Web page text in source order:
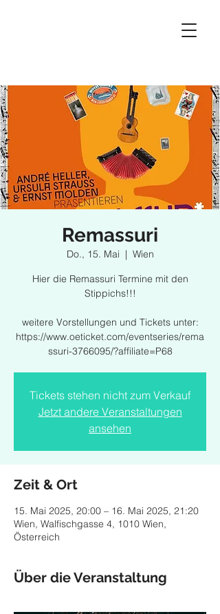
Remassuri
Do., 15. Mai
  |
Wien
Hier die Remassuri Termine mit den
Stippichs!!!
weitere Vorstellungen und Tickets unter:
https://www.oeticket.com/eventseries/rema
ssuri-3766095/?affiliate=P68
Tickets stehen nicht zum Verkauf
Jetzt andere Veranstaltungen
ansehen
Zeit & Ort
15. Mai 2025, 20:00 – 16. Mai 2025, 21:20
Wien, Walfischgasse 4, 1010 Wien,
Österreich
Über die Veranstaltung